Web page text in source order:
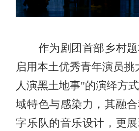
作为剧团首部乡村题
启用本土优秀青年演员
人演黑土地事"的演绎方
域特色与感染力，其融
字乐队的音乐设计，更